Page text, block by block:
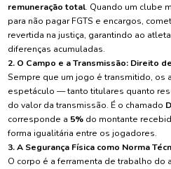
remuneração total. Quando um clube
para não pagar FGTS e encargos,
revertida na justiça, garantindo ao
diferenças acumuladas.
2. O Campo e a Transmissão: Direito
Sempre que um jogo é transmitido, os
espetáculo — tanto titulares quanto
do valor da transmissão. É o chamado
corresponde a 5%do montante
forma igualitária entre os jogadores.
3. A Segurança Física como Norma
O corpo é a ferramenta de trabalho do